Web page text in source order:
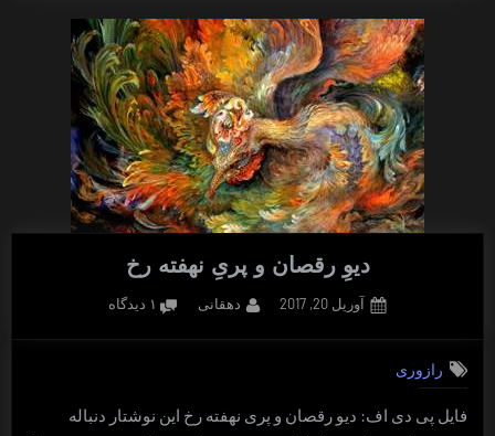
خواب
روشن”
دیوِ رقصان و پریِ نهفته رخ
Posted
آوریل 20, 2017 By
دهقانی ۱ دیدگاه
نهفته
رازوری
فایل پی دی اف: دیو رقصان و پری نهفته رخ این نوشتار دنباله